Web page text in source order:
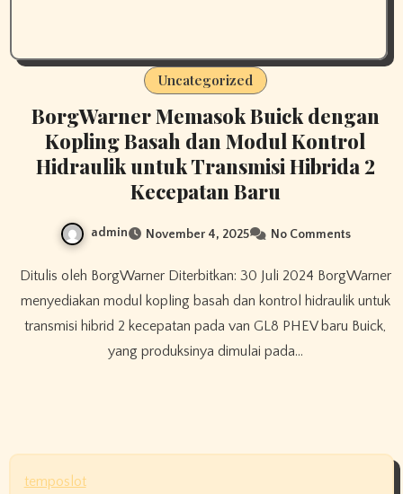
Uncategorized
BorgWarner Memasok Buick dengan
Kopling Basah dan Modul Kontrol
Hidraulik untuk Transmisi Hibrida 2
Kecepatan Baru
admin November 4, 2025 No Comments
Ditulis oleh BorgWarner Diterbitkan: 30 Juli 2024 BorgWarner
menyediakan modul kopling basah dan kontrol hidraulik untuk
transmisi hibrid 2 kecepatan pada van GL8 PHEV baru Buick,
yang produksinya dimulai pada…
temposlot